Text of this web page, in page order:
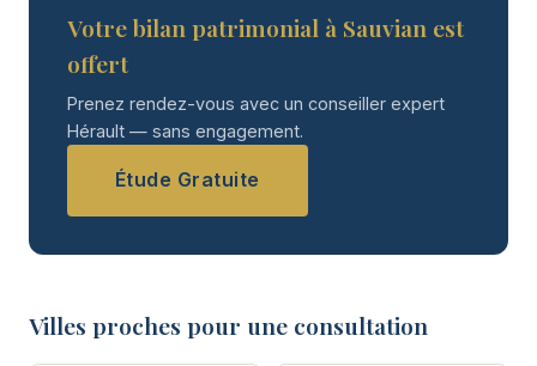
Votre bilan patrimonial à Sauvian est
offert
Prenez rendez-vous avec un conseiller expert
Hérault — sans engagement.
Étude Gratuite
Villes proches pour une consultation